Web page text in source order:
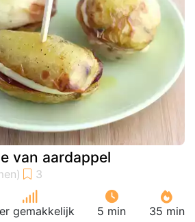
van aardappel
gemakkelijk 5 min 35 min